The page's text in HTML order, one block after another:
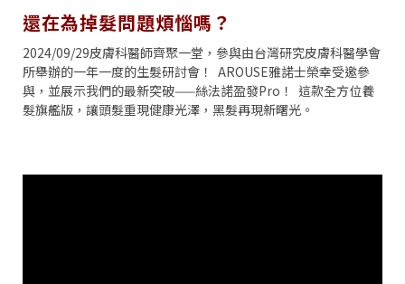
還在為掉髮問題煩惱嗎？
2024/09/29皮膚科醫師齊聚一堂，參與由台灣研究皮膚科醫學會
所舉辦的一年一度的生髮研討會！ AROUSE雅諾士榮幸受邀參
與，並展示我們的最新突破——絲法諾盈發Pro！ 這款全方位養
髮旗艦版，讓頭髮重現健康光澤，黑髮再現新曙光。